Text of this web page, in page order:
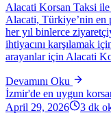
Alacati Korsan Taksi
Alacati, Türkiye’nin en
her yıl binlerce
ihtiyacını karşılamak
arayanlar için Alacati
Devamını Oku
İzmir'de en uygun
April 29, 2026
3 dk